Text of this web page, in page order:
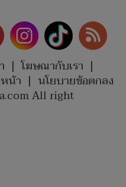
| โฆษณากับเรา |
น้า | นโยบายข้อตกลง
All right